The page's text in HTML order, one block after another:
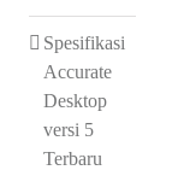
Spesifikasi
Accurate
Desktop
versi 5
Terbaru